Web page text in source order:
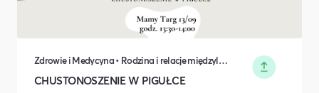
Zdrowie i Medycyna • Rodzina i relacje międzyludzkie
CHUSTONOSZENIE W PIGUŁCE